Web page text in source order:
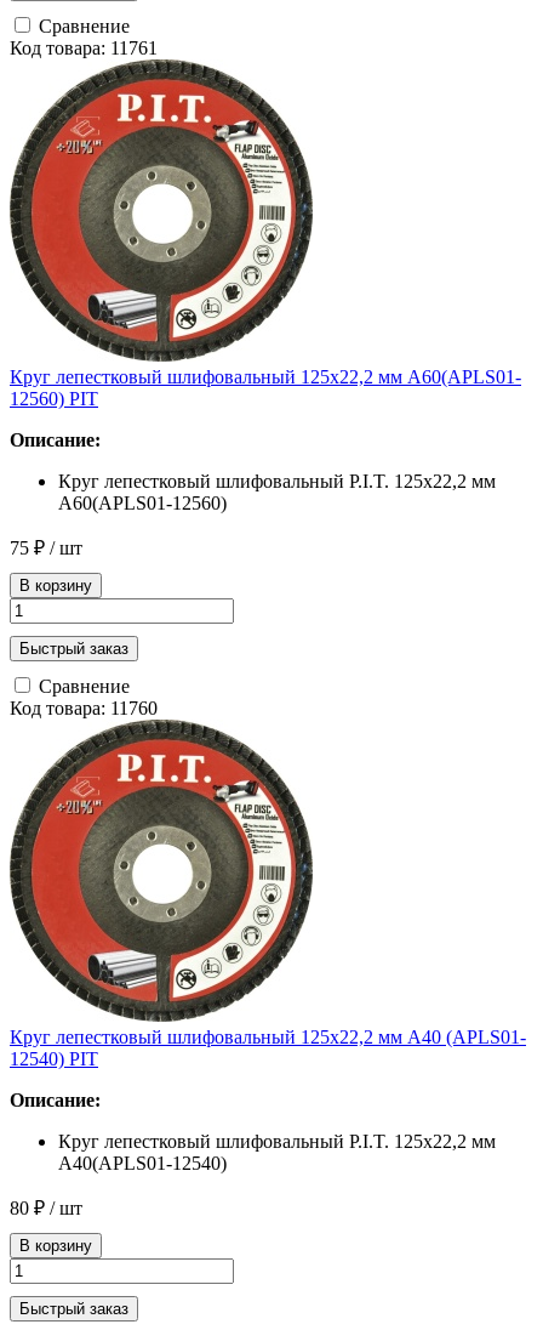
Сравнение
Код товара: 11761
Круг лепестковый шлифовальный 125x22,2 мм A60(APLS01-
12560) PIT
Описание:
Круг лепестковый шлифовальный P.I.T. 125x22,2 мм
A60(APLS01-12560)
75 ₽ / шт
В корзину
Быстрый заказ
Сравнение
Код товара: 11760
Круг лепестковый шлифовальный 125x22,2 мм A40 (APLS01-
12540) PIT
Описание:
Круг лепестковый шлифовальный P.I.T. 125x22,2 мм
A40(APLS01-12540)
80 ₽ / шт
В корзину
Быстрый заказ